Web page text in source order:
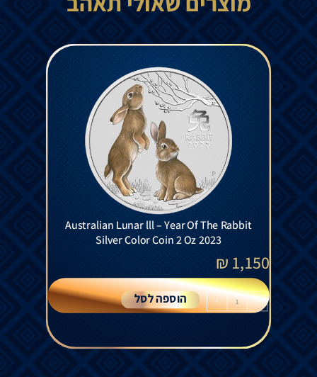
Australian Lunar lll – Year Of The Rabbit
Silver Color Coin 2 Oz 2023
1,150
₪
-
+ הוספה לסל